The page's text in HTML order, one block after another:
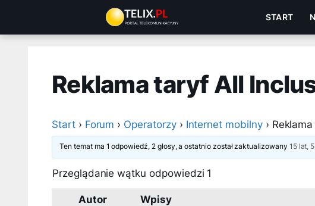
treści
START
Reklama taryf All
Start › Forum › Operatorzy › Internet mobilny ›
Ten temat ma 1 odpowiedź, 2 głosy, a ostatnio został zaktualizowany 15 lat,
Przeglądanie wątku odpowiedzi 1
Autor
Wpisy